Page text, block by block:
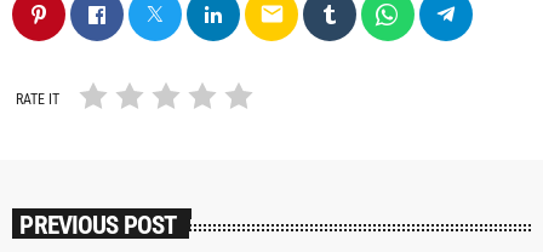
email
RATE IT
PREVIOUS POST